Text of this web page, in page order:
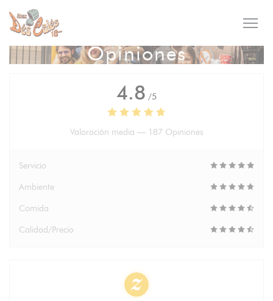
Personalización de sus opciones de cookies
Opiniones
4.8 /5
Valoración media — 187 Opiniones
Servicio
Ambiente
Comida
Calidad/Precio